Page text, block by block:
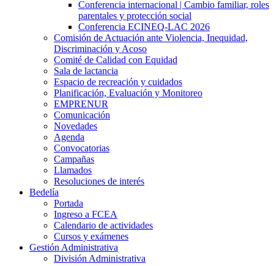
Conferencia internacional | Cambio familiar, roles
parentales y protección social
Conferencia ECINEQ-LAC 2026
Comisión de Actuación ante Violencia, Inequidad,
Discriminación y Acoso
Comité de Calidad con Equidad
Sala de lactancia
Espacio de recreación y cuidados
Planificación, Evaluación y Monitoreo
EMPRENUR
Comunicación
Novedades
Agenda
Convocatorias
Campañas
Llamados
Resoluciones de interés
Bedelía
Portada
Ingreso a FCEA
Calendario de actividades
Cursos y exámenes
Gestión Administrativa
División Administrativa